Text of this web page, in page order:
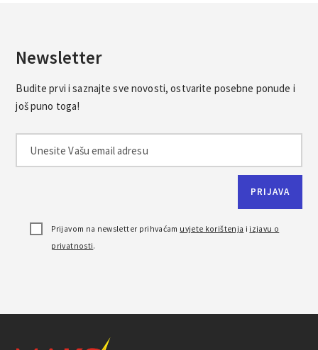
Newsletter
Budite prvi i saznajte sve novosti, ostvarite posebne ponude i
još puno toga!
Prijavom na newsletter prihvaćam uvjete korištenja i izjavu o
privatnosti.